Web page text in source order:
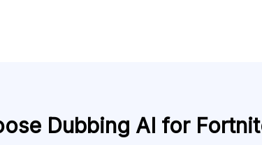
Dubbing AI for